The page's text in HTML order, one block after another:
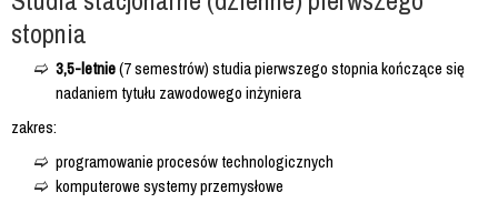
stopnia
3,5-letnie(7 semestrów) studia pierwszego stopnia kończące się
nadaniem tytułu zawodowego inżyniera
zakres:
programowanie procesów technologicznych
komputerowe systemy przemysłowe